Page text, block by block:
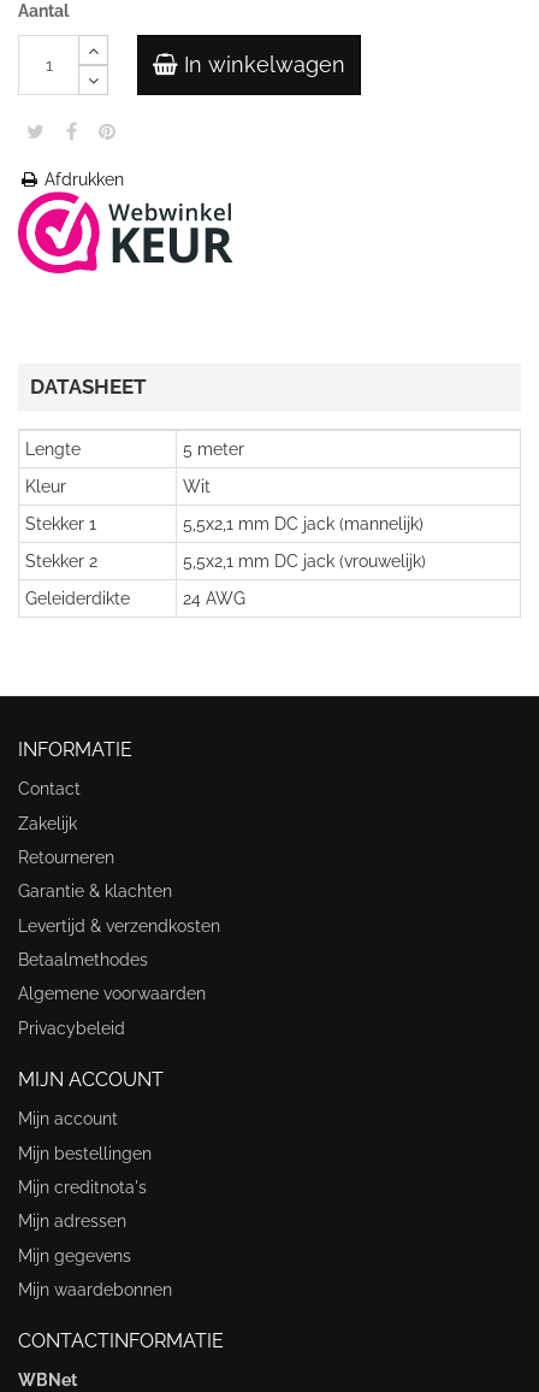
Aantal
In winkelwagen
Afdrukken
DATASHEET
Lengte
5 meter
Kleur
Wit
Stekker 1
5,5x2,1 mm DC jack (mannelijk)
Stekker 2
5,5x2,1 mm DC jack (vrouwelijk)
Geleiderdikte
24 AWG
INFORMATIE
Contact
Zakelijk
Retourneren
Garantie & klachten
Levertijd & verzendkosten
Betaalmethodes
Algemene voorwaarden
Privacybeleid
MIJN ACCOUNT
Mijn account
Mijn bestellingen
Mijn creditnota's
Mijn adressen
Mijn gegevens
Mijn waardebonnen
CONTACTINFORMATIE
WBNet